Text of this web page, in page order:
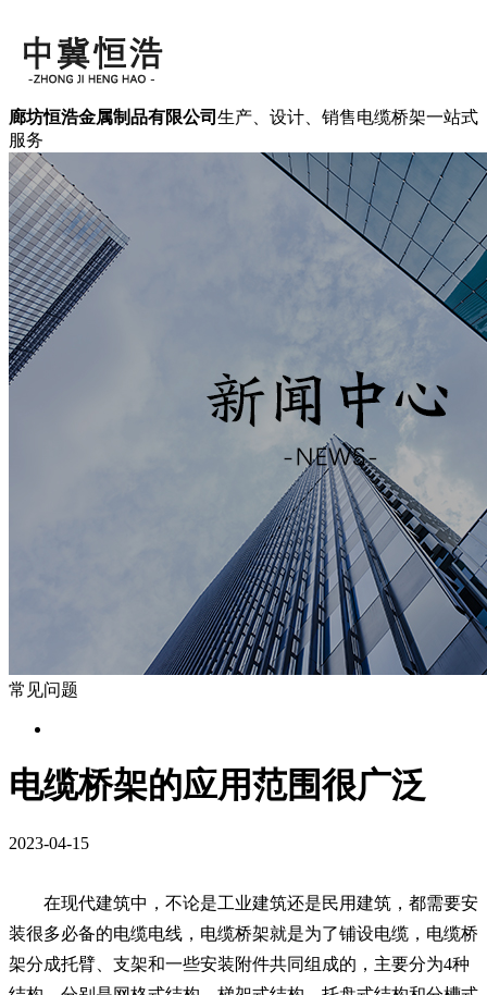
廊坊恒浩金属制品有限公司 生产、设计、销售电缆桥架一站式
服务
常见问题
电缆桥架的应用范围很广泛
2023-04-15
在现代建筑中，不论是工业建筑还是民用建筑，都需要安
装很多必备的电缆电线，电缆桥架就是为了铺设电缆，电缆桥
架分成托臂、支架和一些安装附件共同组成的，主要分为4种